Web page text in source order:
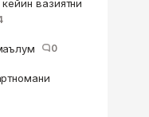
вазиятни
0